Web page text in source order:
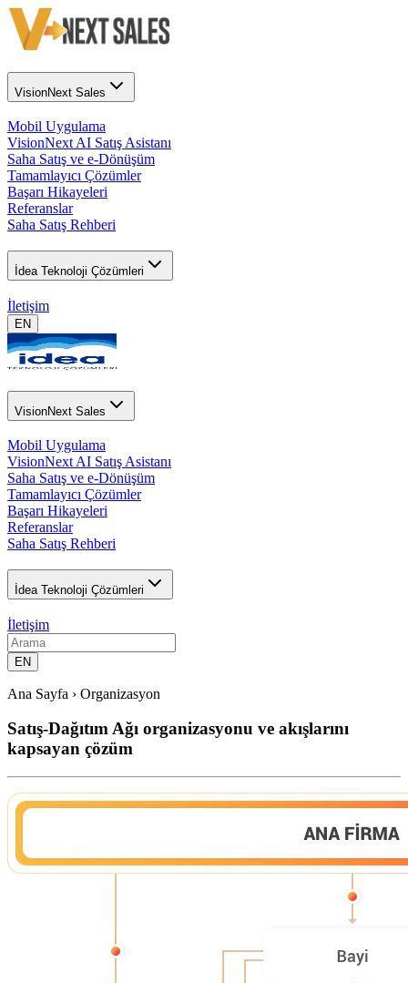
VisionNext Sales
Mobil Uygulama
VisionNext AI Satış Asistanı
Saha Satış ve e-Dönüşüm
Tamamlayıcı Çözümler
Başarı Hikayeleri
Referanslar
Saha Satış Rehberi
İdea Teknoloji Çözümleri
İletişim
EN
VisionNext Sales
Mobil Uygulama
VisionNext AI Satış Asistanı
Saha Satış ve e-Dönüşüm
Tamamlayıcı Çözümler
Başarı Hikayeleri
Referanslar
Saha Satış Rehberi
İdea Teknoloji Çözümleri
İletişim
EN
Ana Sayfa › Organizasyon
Satış-Dağıtım Ağı organizasyonu ve akışlarını
kapsayan çözüm